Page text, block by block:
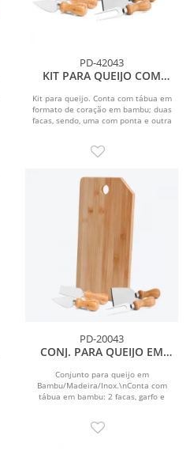
PD-42043
KIT PARA QUEIJO COM
- 5 PÇS
Kit para queijo. Conta com tábua em
formato de coração em bambu; duas
facas, sendo, uma com ponta e outra
PD-20043
CONJ. PARA QUEIJO EM
OREGON - 5 PÇS
Conjunto para queijo em
Bambu/Madeira/Inox.\nConta com
tábua em bambu: 2 facas, garfo e